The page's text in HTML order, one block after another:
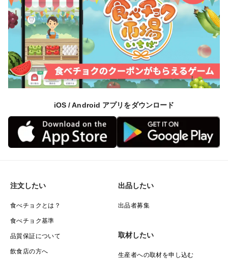
iOS / Android アプリをダウンロード
注文したい
食べチョクとは？
食べチョク基準
品質保証について
飲食店の方へ
出品したい
出品者募集
取材したい
生産者への取材を申し込む